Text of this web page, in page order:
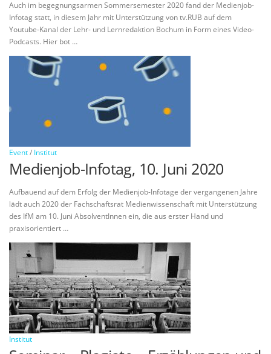
Auch im begegnungsarmen Sommersemester 2020 fand der Medienjob-
Infotag statt, in diesem Jahr mit Unterstützung von tv.RUB auf dem
Youtube-Kanal der Lehr- und Lernredaktion Bochum in Form eines Video-
Podcasts. Hier bot …
Event/ Institut
Medienjob-Infotag, 10. Juni 2020
Aufbauend auf dem Erfolg der Medienjob-Infotage der vergangenen Jahre
lädt auch 2020 der Fachschaftsrat Medienwissenschaft mit Unterstützung
des IfM am 10. Juni AbsolventInnen ein, die aus erster Hand und
praxisorientiert …
Institut